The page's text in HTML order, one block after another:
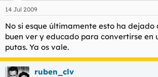
14 Jul 2009
No si esque últimamente esto ha dejado
buen ver y educado para convertirse en
putas. Ya os vale.
ruben_clv